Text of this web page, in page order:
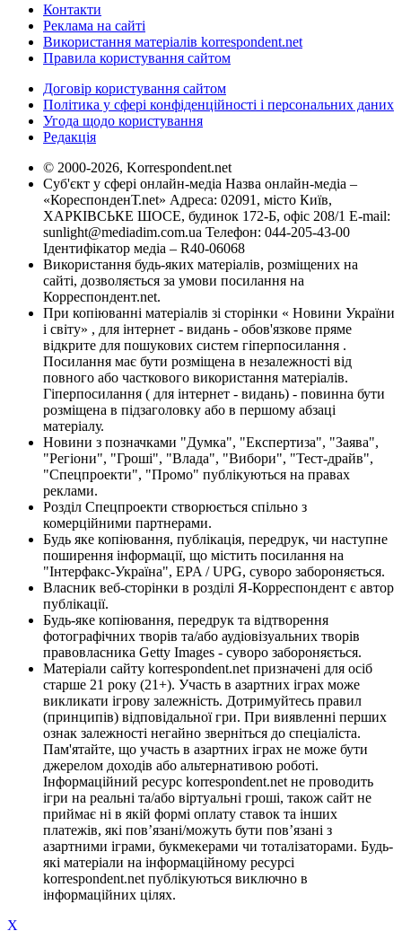
Контакти
Реклама на сайті
Використання матеріалів korrespondent.net
Правила користування сайтом
Договір користування сайтом
Політика у сфері конфіденційності і персональних даних
Угода щодо користування
Редакція
© 2000-2026, Korrespondent.net
Суб'єкт у сфері онлайн-медіа Назва онлайн-медіа –
«КореспонденТ.net» Адреса: 02091, місто Київ,
ХАРКІВСЬКЕ ШОСЕ, будинок 172-Б, офіс 208/1 E-mail:
sunlight@mediadim.com.ua Телефон: 044-205-43-00
Ідентифікатор медіа – R40-06068
Використання будь-яких матеріалів, розміщених на
сайті, дозволяється за умови посилання на
Корреспондент.net.
При копіюванні матеріалів зі сторінки « Новини України
і світу» , для інтернет - видань - обов'язкове пряме
відкрите для пошукових систем гіперпосилання .
Посилання має бути розміщена в незалежності від
повного або часткового використання матеріалів.
Гіперпосилання ( для інтернет - видань) - повинна бути
розміщена в підзаголовку або в першому абзаці
матеріалу.
Новини з позначками "Думка", "Експертиза", "Заява",
"Регіони", "Гроші", "Влада", "Вибори", "Тест-драйв",
"Спецпроекти", "Промо" публікуються на правах
реклами.
Розділ Спецпроекти створюється спільно з
комерційними партнерами.
Будь яке копіювання, публікація, передрук, чи наступне
поширення інформації, що містить посилання на
"Інтерфакс-Україна", EPA / UPG, суворо забороняється.
Власник веб-сторінки в розділі Я-Корреспондент є автор
публікації.
Будь-яке копіювання, передрук та відтворення
фотографічних творів та/або аудіовізуальних творів
правовласника Getty Images - суворо забороняється.
Матеріали сайту korrespondent.net призначені для осіб
старше 21 року (21+). Участь в азартних іграх може
викликати ігрову залежність. Дотримуйтесь правил
(принципів) відповідальної гри. При виявленні перших
ознак залежності негайно зверніться до спеціаліста.
Пам'ятайте, що участь в азартних іграх не може бути
джерелом доходів або альтернативою роботі.
Інформаційний ресурс korrespondent.net не проводить
ігри на реальні та/або віртуальні гроші, також сайт не
приймає ні в якій формі оплату ставок та інших
платежів, які пов’язані/можуть бути пов’язані з
азартними іграми, букмекерами чи тоталізаторами. Будь-
які матеріали на інформаційному ресурсі
korrespondent.net публікуються виключно в
інформаційних цілях.
X